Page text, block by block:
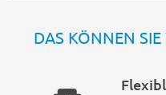
DAS KÖNNEN